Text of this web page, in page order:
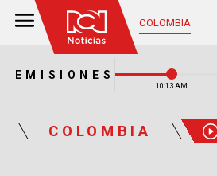
COLOMBIA
EMISIONES
10:13 AM
COLOMBIA